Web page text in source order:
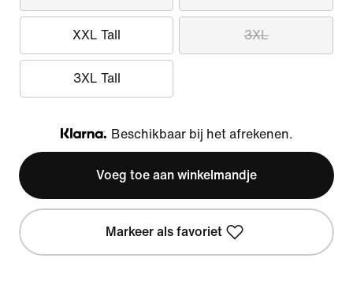
XXL Tall 3XL
3XL Tall
Klarna
Beschikbaar bij het afrekenen.
Voeg toe aan winkelmandje
Markeer als favoriet